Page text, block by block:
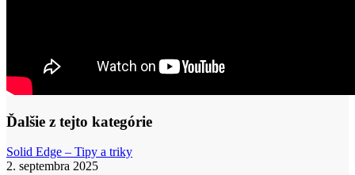
Ďalšie z tejto kategórie
Solid Edge – Tipy a trikySolid
2. septembra 2025